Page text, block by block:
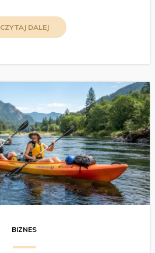
CZYTAJ DALEJ
BIZNES